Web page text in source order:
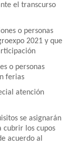
el transcurso
o personas
2021 y que
o personas
ferias
atención
se asignarán
cubrir los cupos
acuerdo al